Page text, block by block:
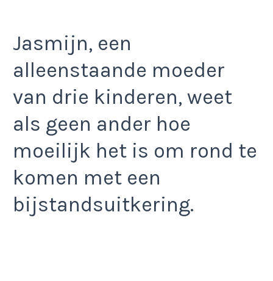
Jasmijn, een
alleenstaande moeder
van drie kinderen, weet
als geen ander hoe
moeilijk het is om rond te
komen met een
bijstandsuitkering.